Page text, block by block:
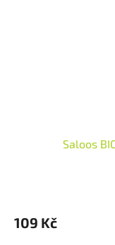
Saloos
produktu
je
109 Kč